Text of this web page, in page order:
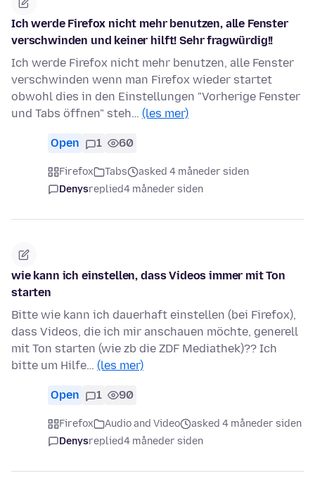
Ich werde Firefox nicht mehr benutzen, alle Fenster
verschwinden und keiner hilft! Sehr fragwürdig!!
Ich werde Firefox nicht mehr benutzen, alle Fenster
verschwinden wenn man Firefox wieder startet
obwohl dies in den Einstellungen "Vorherige Fenster
und Tabs öffnen" steh… (les mer)
Open 1 60
Firefox Tabs
asked 4 måneder siden
Denysreplied4 måneder siden
wie kann ich einstellen, dass Videos immer mit Ton
starten
Bitte wie kann ich dauerhaft einstellen (bei Firefox),
dass Videos, die ich mir anschauen möchte, generell
mit Ton starten (wie zb die ZDF Mediathek)?? Ich
bitte um Hilfe… (les mer)
Open 1 90
Firefox Audio and Video
asked 4 måneder siden
Denysreplied4 måneder siden